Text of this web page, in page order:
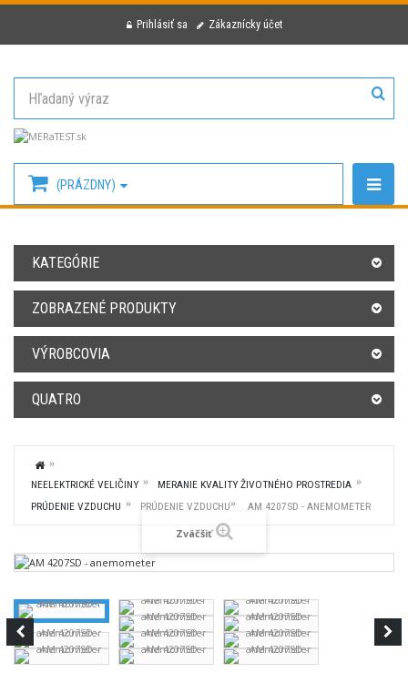
Prihlásiť sa Zákaznícky účet
(PRÁZDNY)
KATEGÓRIE
ZOBRAZENÉ PRODUKTY
VÝROBCOVIA
QUATRO
NEELEKTRICKÉ VELIČINY
MERANIE KVALITY ŽIVOTNÉHO PROSTREDIA
PRÚDENIE VZDUCHU
PRÚDENIE VZDUCHU AM 4207SD - ANEMOMETER
Zväčšiť